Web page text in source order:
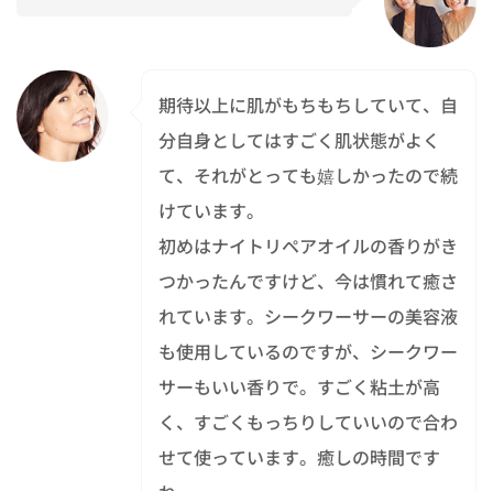
期待以上に肌がもちもちしていて、自
分自身としてはすごく肌状態がよく
て、それがとっても嬉しかったので続
けています。
初めはナイトリペアオイルの香りがき
つかったんですけど、今は慣れて癒さ
れています。シークワーサーの美容液
も使用しているのですが、シークワー
サーもいい香りで。すごく粘土が高
く、すごくもっちりしていいので合わ
せて使っています。癒しの時間です